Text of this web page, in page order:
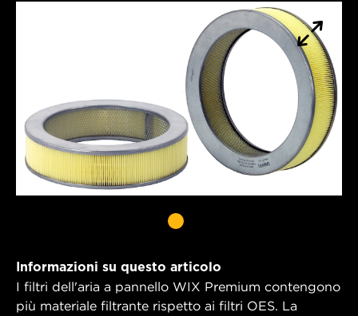
Informazioni su questo articolo
I filtri dell'aria a pannello WIX Premium contengono
più materiale filtrante rispetto ai filtri OES. La